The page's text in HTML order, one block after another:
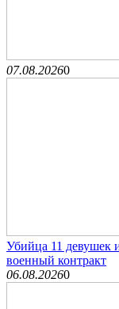
07.08.20260
Убийца 11 девушек
военный контракт
06.08.20260